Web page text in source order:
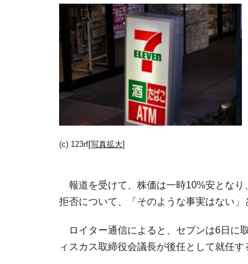
(c) 123rf[写真拡大]
報道を受けて、株価は一時10%安となり
拒否について、「そのような事実はない」
ロイター通信によると、セブンは6日に
ィスカス取締役会議長が後任として就任す